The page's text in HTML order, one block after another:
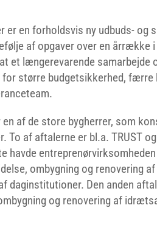
er en forholdsvis ny udbuds- og
af opgaver over en årrække
et længerevarende samarbejde
for større budgetsikkerhed,
en af de store bygherrer, som
af aftalerne er bl.a. TRUST
havde
ombygning og renovering
daginstitutioner. Den anden
og renovering af